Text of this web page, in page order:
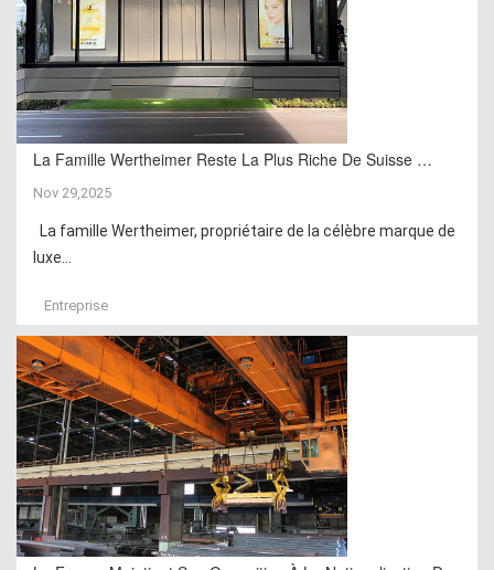
La Famille Wertheimer Reste La Plus Riche De Suisse …
Nov 29,2025
La famille Wertheimer, propriétaire de la célèbre marque de
luxe...
Entreprise